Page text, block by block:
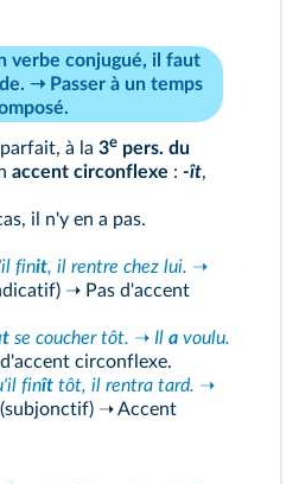
verbe conjugué, il faut
. ➝ Passer à un temps
.
à la 3e pers. du
accent circonflexe : -ît,
il n'y en a pas.
finit, il rentre chez lui. ➝
➝ Pas d'accent
se coucher tôt. ➝ Il a voulu.
circonflexe.
finît tôt, il rentra tard. ➝
(subjonctif) ➝ Accent